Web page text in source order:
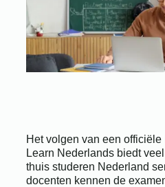
Het volgen van een
Learn Nederlands biedt
thuis studeren Nederland
docenten kennen de